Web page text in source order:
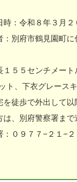
時：令和８年３月
：別府市鶴見園町
１５５センチメー
ト、下衣グレース
を徒歩で外出して
は、別府警察署まで
：０９７７−２１−２